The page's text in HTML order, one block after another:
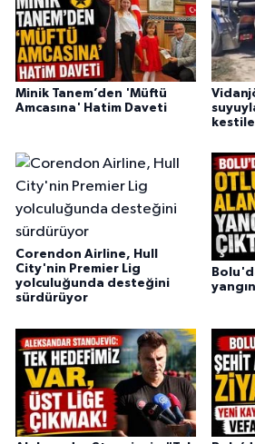
Minik Tanem’den 'Müftü
Amcasına' Hatim Daveti
Corendon Airline, Hull
City'nin Premier Lig
yolculuğunda desteğini
sürdürüyor
yangın